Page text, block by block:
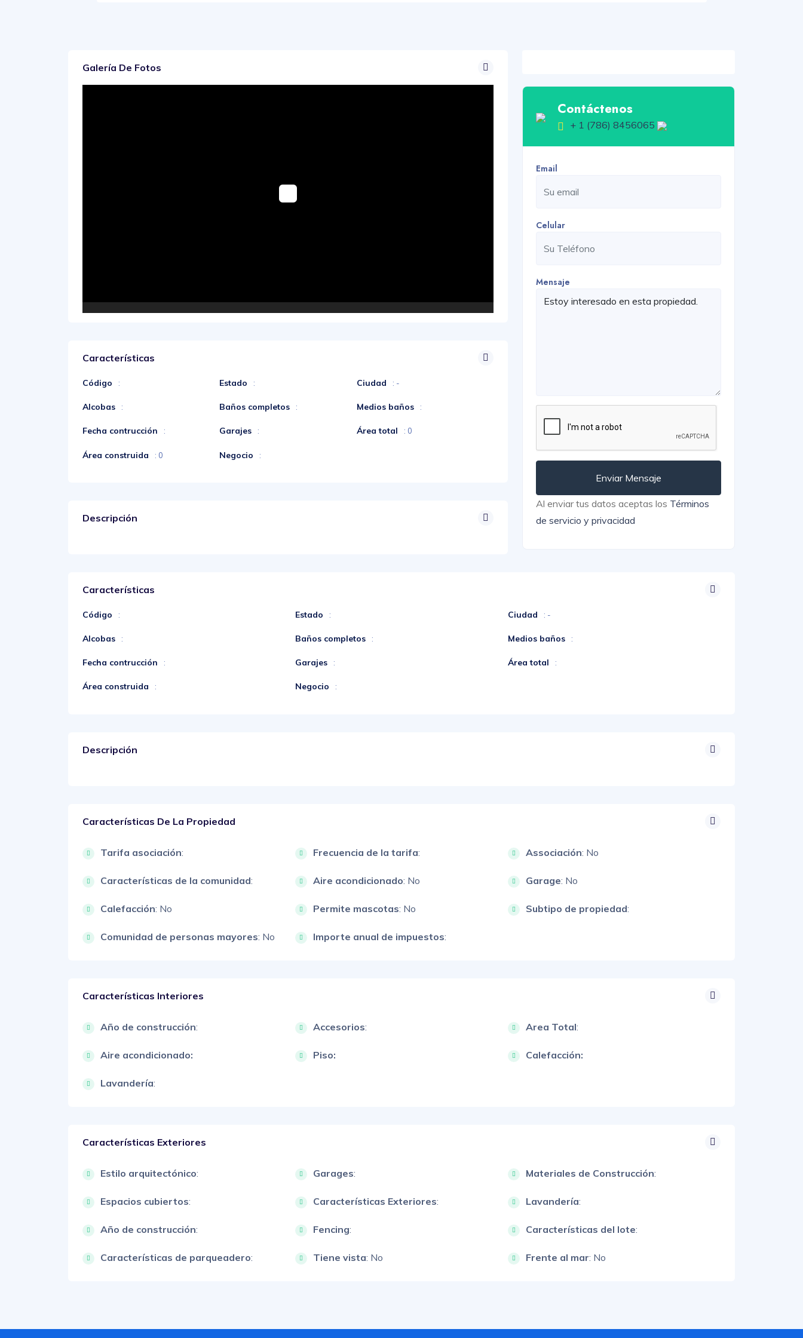
Galería De Fotos
Características
Código : Estado : Ciudad : -
Alcobas : Baños completos : Medios baños :
Fecha contrucción : Garajes : Área total : 0
Área construida : 0 Negocio :
Descripción
Contáctenos
+ 1 (786) 8456065
Email
Celular
Mensaje
Enviar Mensaje
Al enviar tus datos aceptas los Términos
de servicio y privacidad
Características
Código : Estado : Ciudad : -
Alcobas : Baños completos : Medios baños :
Fecha contrucción : Garajes : Área total :
Área construida : Negocio :
Descripción
Características De La Propiedad
Tarifa asociación: Frecuencia de la tarifa: Associación: No
Características de la comunidad: Aire acondicionado: No Garage: No
Calefacción: No Permite mascotas: No Subtipo de propiedad:
Comunidad de personas mayores: No Importe anual de impuestos:
Características Interiores
Año de construcción: Accesorios: Area Total:
Aire acondicionado: Piso: Calefacción:
Lavandería:
Características Exteriores
Estilo arquitectónico: Garages: Materiales de Construcción:
Espacios cubiertos: Características Exteriores: Lavandería:
Año de construcción: Fencing: Características del lote:
Características de parqueadero: Tiene vista: No Frente al mar: No